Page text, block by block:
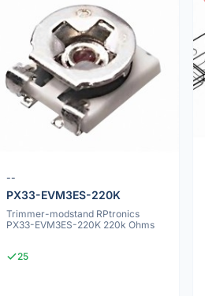
--
PX33-EVM3ES-220K
Trimmer-modstand RPtronics
PX33-EVM3ES-220K 220k Ohms
25